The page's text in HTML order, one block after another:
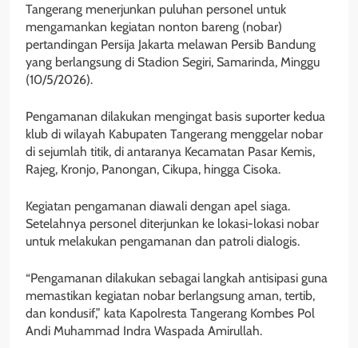
Tangerang menerjunkan puluhan personel untuk
mengamankan kegiatan nonton bareng (nobar)
pertandingan Persija Jakarta melawan Persib Bandung
yang berlangsung di Stadion Segiri, Samarinda, Minggu
(10/5/2026).
Pengamanan dilakukan mengingat basis suporter kedua
klub di wilayah Kabupaten Tangerang menggelar nobar
di sejumlah titik, di antaranya Kecamatan Pasar Kemis,
Rajeg, Kronjo, Panongan, Cikupa, hingga Cisoka.
Kegiatan pengamanan diawali dengan apel siaga.
Setelahnya personel diterjunkan ke lokasi-lokasi nobar
untuk melakukan pengamanan dan patroli dialogis.
“Pengamanan dilakukan sebagai langkah antisipasi guna
memastikan kegiatan nobar berlangsung aman, tertib,
dan kondusif,” kata Kapolresta Tangerang Kombes Pol
Andi Muhammad Indra Waspada Amirullah.